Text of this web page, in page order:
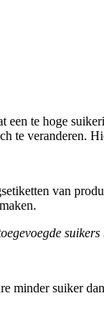
te hoge
veranderen.
van
suikers
suiker